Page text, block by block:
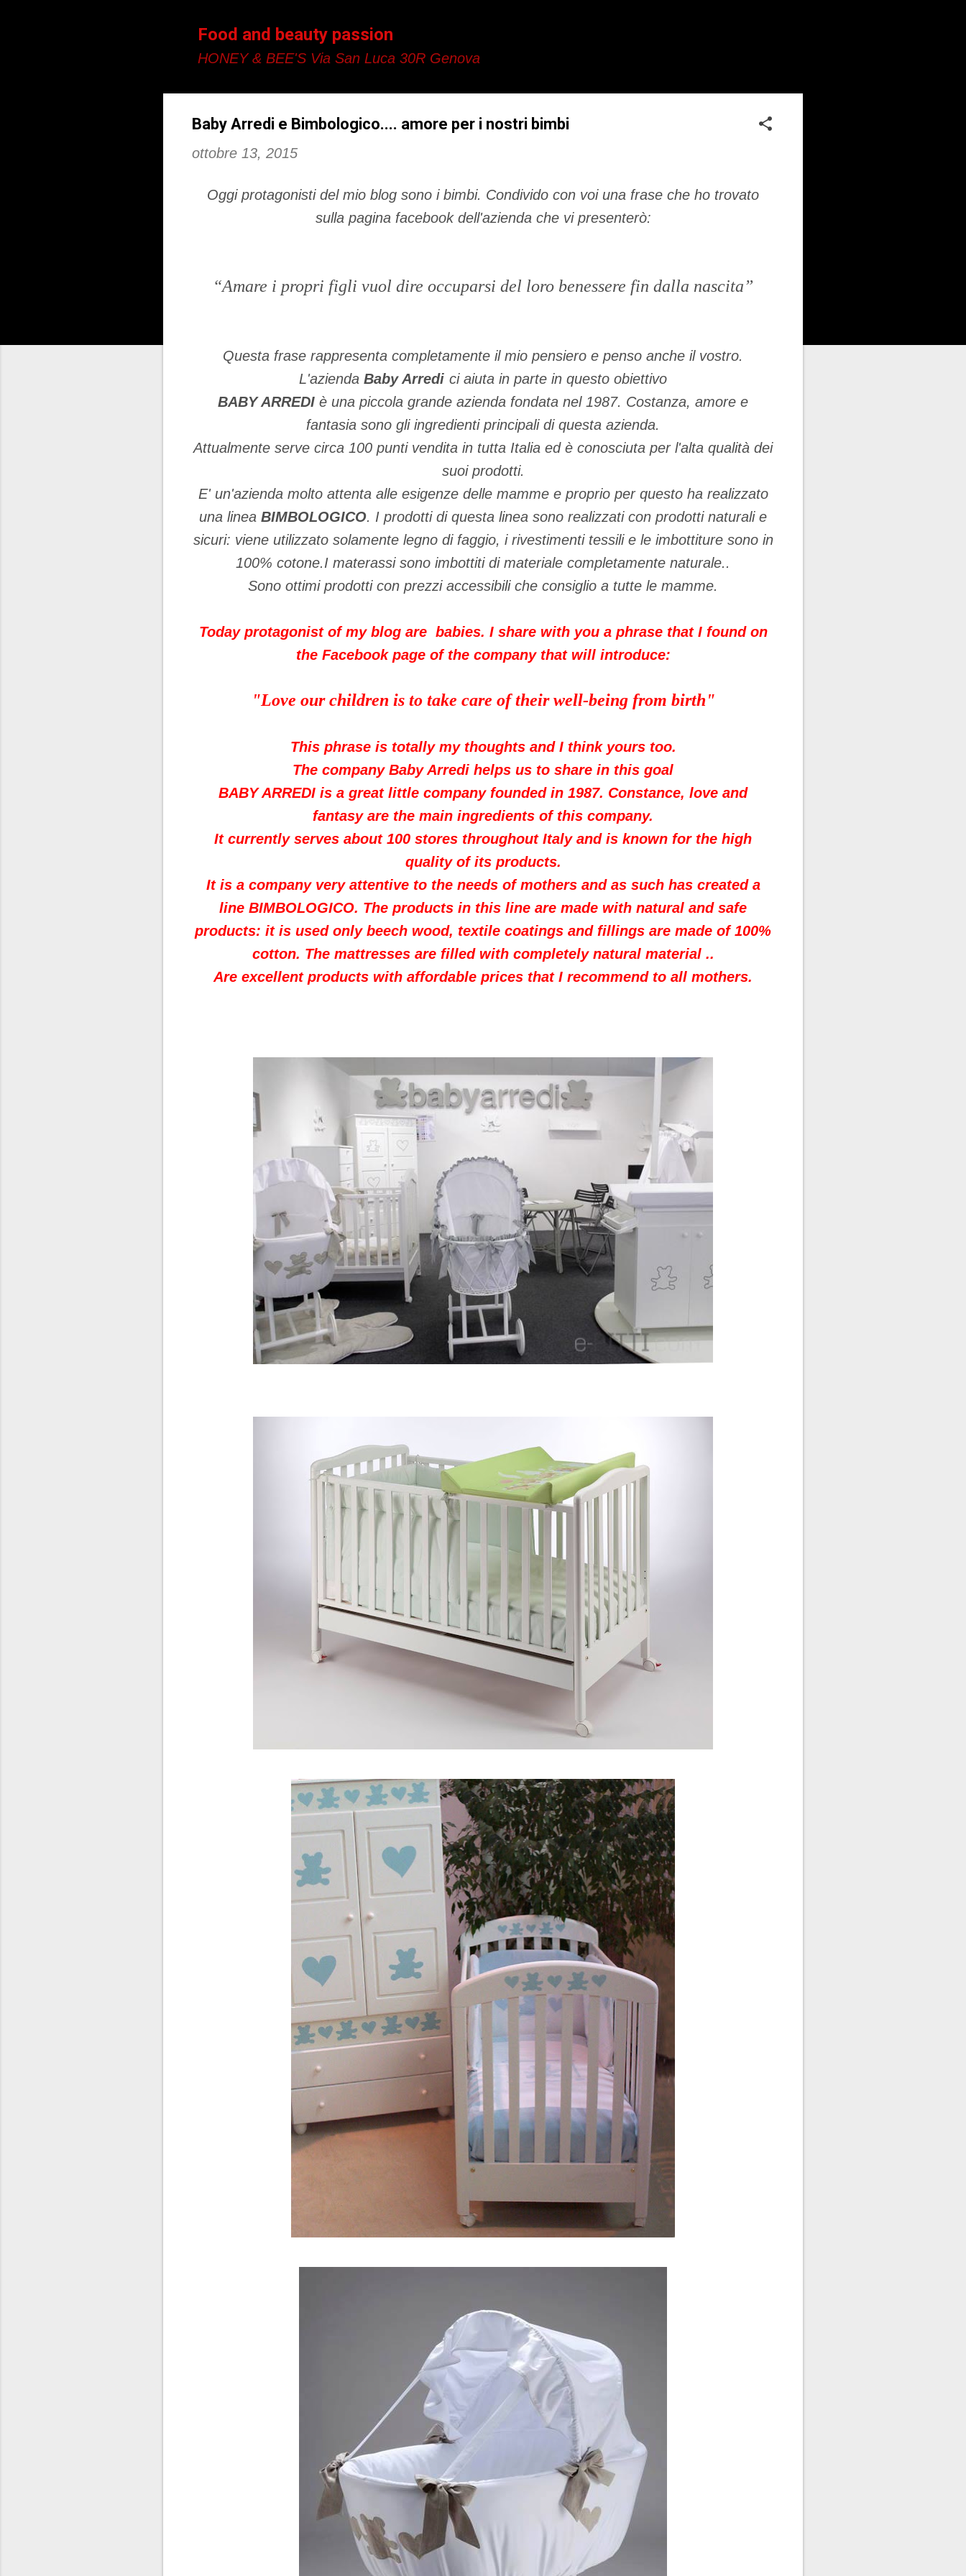
Food and beauty passion
HONEY & BEE'S Via San Luca 30R Genova
Baby Arredi e Bimbologico.... amore per i nostri bimbi
ottobre 13, 2015
Oggi protagonisti del mio blog sono i bimbi. Condivido con voi una frase che ho trovato
sulla pagina facebook dell'azienda che vi presenterò:
“Amare i propri figli vuol dire occuparsi del loro benessere fin dalla nascita”
Questa frase rappresenta completamente il mio pensiero e penso anche il vostro.
L'azienda Baby Arredi ci aiuta in parte in questo obiettivo
BABY ARREDI è una piccola grande azienda fondata nel 1987. Costanza, amore e
fantasia sono gli ingredienti principali di questa azienda.
Attualmente serve circa 100 punti vendita in tutta Italia ed è conosciuta per l'alta qualità dei
suoi prodotti.
E' un'azienda molto attenta alle esigenze delle mamme e proprio per questo ha realizzato
una linea BIMBOLOGICO. I prodotti di questa linea sono realizzati con prodotti naturali e
sicuri: viene utilizzato solamente legno di faggio, i rivestimenti tessili e le imbottiture sono in
100% cotone.I materassi sono imbottiti di materiale completamente naturale..
Sono ottimi prodotti con prezzi accessibili che consiglio a tutte le mamme.
Today protagonist of my blog are babies. I share with you a phrase that I found on
the Facebook page of the company that will introduce:
"Love our children is to take care of their well-being from birth"
This phrase is totally my thoughts and I think yours too.
The company Baby Arredi helps us to share in this goal
BABY ARREDI is a great little company founded in 1987. Constance, love and
fantasy are the main ingredients of this company.
It currently serves about 100 stores throughout Italy and is known for the high
quality of its products.
It is a company very attentive to the needs of mothers and as such has created a
line BIMBOLOGICO. The products in this line are made with natural and safe
products: it is used only beech wood, textile coatings and fillings are made of 100%
cotton. The mattresses are filled with completely natural material ..
Are excellent products with affordable prices that I recommend to all mothers.